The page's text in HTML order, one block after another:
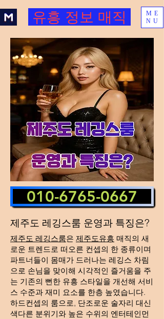
ME
NU
유흥 정보 매직
010-6765-0667
제주도 레깅스룸 운영과 특징은?
제주도 레깅스룸은 제주도유흥 매직의 새
로운 트렌드로 떠오른 컨셉의 한 종류이며
파트너들이 몸매가 드러나는 레깅스 차림
으로 손님을 맞이해 시각적인 즐거움을 주
는 기존의 뻔한 유흥 스타일을 개선해 서비
스 수준과 재미 요소를 한층 높였습니다.
하드컨셉의 룸으로, 단조로운 술자리 대신
색다른 분위기와 높은 수위의 엔터테인먼